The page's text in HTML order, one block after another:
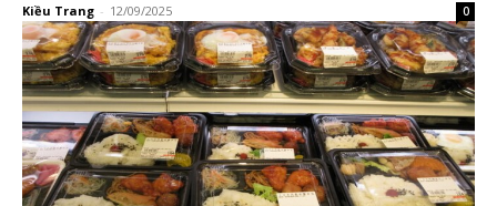
Kiều Trang - 12/09/2025 0